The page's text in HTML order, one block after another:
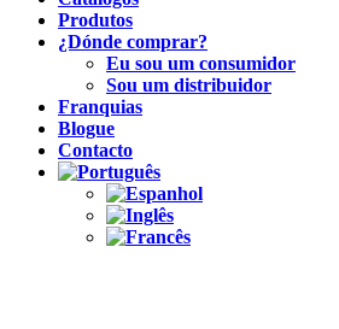
Produtos
¿Dónde comprar?
Eu sou um consumidor
Sou um distribuidor
Franquias
Blogue
Contacto